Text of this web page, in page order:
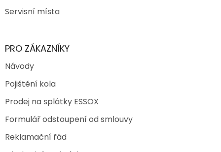
Servisní místa
PRO ZÁKAZNÍKY
Návody
Pojištění kola
Prodej na splátky ESSOX
Formulář odstoupení od smlouvy
Reklamační řád